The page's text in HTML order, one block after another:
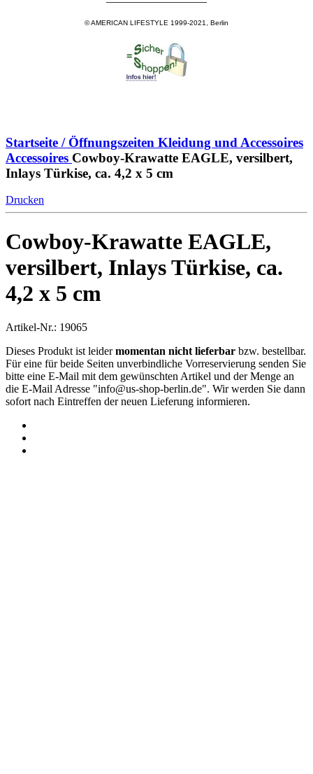
© AMERICAN LIFESTYLE 1999-2021, Berlin
Startseite / Öffnungszeiten Kleidung und Accessoires
Accessoires Cowboy-Krawatte EAGLE, versilbert,
Inlays Türkise, ca. 4,2 x 5 cm
Drucken
Cowboy-Krawatte EAGLE,
versilbert, Inlays Türkise, ca.
4,2 x 5 cm
Artikel-Nr.: 19065
Dieses Produkt ist leidermomentan nicht lieferbar bzw. bestellbar.
Für eine für beide Seiten unverbindliche Vorreservierung senden Sie
bitte eine E-Mail mit dem gewünschten Artikel und der Menge an
die E-Mail Adresse "info@us-shop-berlin.de". Wir werden Sie dann
sofort nach Eintreffen der neuen Lieferung informieren.